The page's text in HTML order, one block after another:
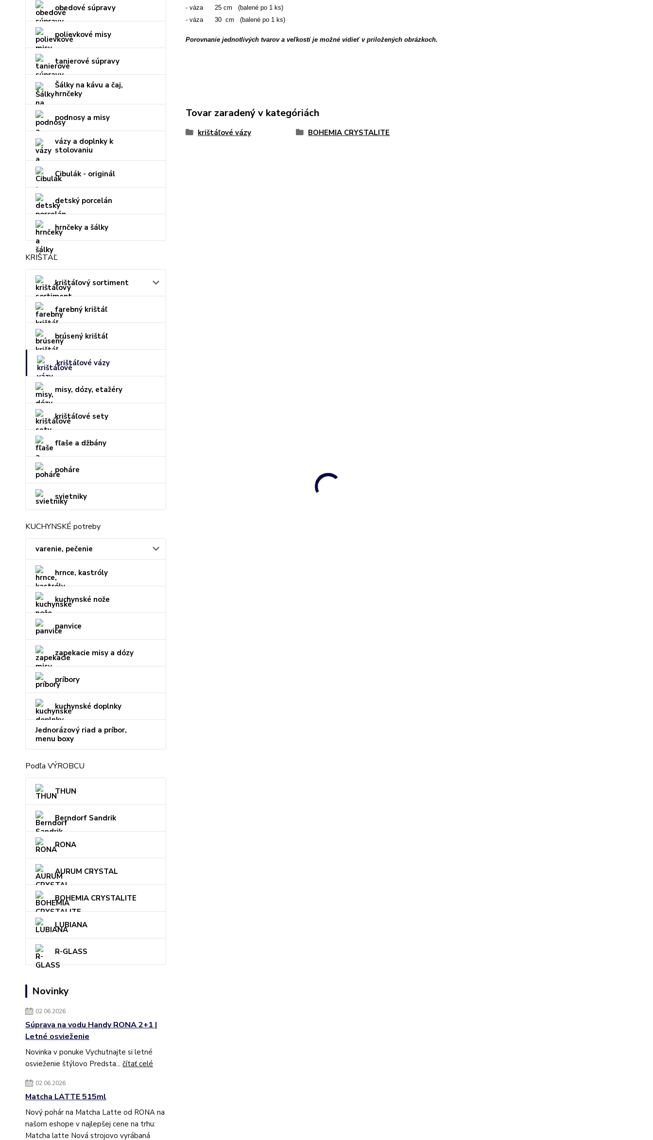
obedové súpravy
polievkové misy
tanierové súpravy
Šálky na kávu a čaj,
hrnčeky
podnosy a misy
vázy a doplnky k
stolovaniu
Cibulák - originál
detský porcelán
hrnčeky a šálky
KRIŠTÁĽ
krištáľový sortiment
farebný krištáľ
brúsený krištáľ
krištáľové vázy
misy, dózy, etažéry
krištáľové sety
fľaše a džbány
poháre
svietniky
KUCHYNSKÉ potreby
varenie, pečenie
hrnce, kastróly
kuchynské nože
panvice
zapekacie misy a dózy
príbory
kuchynské doplnky
Jednorázový riad a príbor,
menu boxy
Podľa VÝROBCU
THUN
Berndorf Sandrik
RONA
AURUM CRYSTAL
BOHEMIA CRYSTALITE
LUBIANA
R-GLASS
Novinky
02.06.2026
Súprava na vodu Handy RONA 2+1 |
Letné osvieženie
Novinka v ponuke Vychutnajte si letné
osvieženie štýlovo Predsta... čítať celé
02.06.2026
Matcha LATTE 515ml
Nový pohár na Matcha Latte od RONA na
našom eshope v najlepšej cene na trhu:
Matcha latte Nová strojovo vyrábaná
- váza 25 cm (balené po 1 ks)
- váza 30 cm (balené po 1 ks)
Porovnanie jednotlivých tvarov a veľkostí je možné vidieť v priložených obrázkoch.
Tovar zaradený v kategóriách
krištáľové vázy BOHEMIA CRYSTALITE